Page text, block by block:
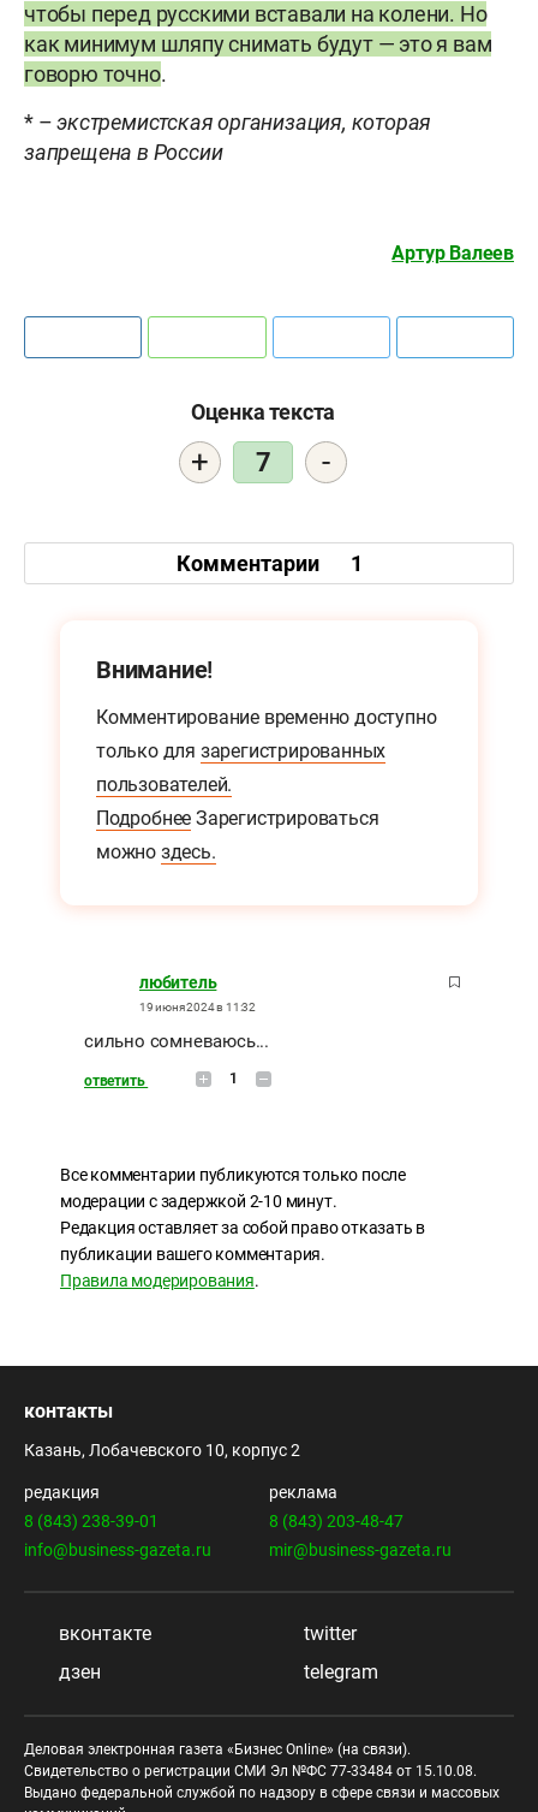
чтобы перед русскими вставали на колени. Но
как минимум шляпуснимать будут — это я вам
говорю точно.
* –экстремистская организация, которая
запрещена в России
Артур Валеев
Оценка текста
+ 7 -
Комментарии 1
Внимание!
Комментирование временно доступно
только для зарегистрированных
пользователей.
Подробнее Зарегистрироваться
можно здесь.
любитель
19 июня 2024 в 11:32
сильно сомневаюсь...
ответить 1
Все комментарии публикуются только после
модерации с задержкой 2-10 минут.
Редакция оставляет за собой право отказать в
публикации вашего комментария.
Правила модерирования.
контакты
Казань, Лобачевского 10, корпус 2
редакция
8 (843) 238-39-01
info@business-gazeta.ru
реклама
8 (843) 203-48-47
mir@business-gazeta.ru
вконтакте
twitter
дзен
telegram
Деловая электронная газета «Бизнес Online» (на связи).
Свидетельство о регистрации СМИ Эл №ФС 77-33484 от 15.10.08.
Выдано федеральной службой по надзору в сфере связи и массовых